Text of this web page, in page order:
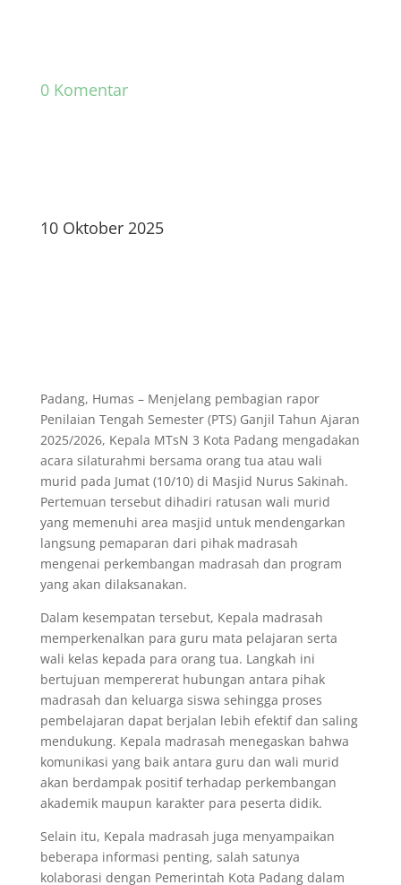
0 Komentar
10 Oktober 2025
Padang, Humas – Menjelang pembagian rapor
Penilaian Tengah Semester (PTS) Ganjil Tahun Ajaran
2025/2026, Kepala MTsN 3 Kota Padang mengadakan
acara silaturahmi bersama orang tua atau wali
murid pada Jumat (10/10) di Masjid Nurus Sakinah.
Pertemuan tersebut dihadiri ratusan wali murid
yang memenuhi area masjid untuk mendengarkan
langsung pemaparan dari pihak madrasah
mengenai perkembangan madrasah dan program
yang akan dilaksanakan.
Dalam kesempatan tersebut, Kepala madrasah
memperkenalkan para guru mata pelajaran serta
wali kelas kepada para orang tua. Langkah ini
bertujuan mempererat hubungan antara pihak
madrasah dan keluarga siswa sehingga proses
pembelajaran dapat berjalan lebih efektif dan saling
mendukung. Kepala madrasah menegaskan bahwa
komunikasi yang baik antara guru dan wali murid
akan berdampak positif terhadap perkembangan
akademik maupun karakter para peserta didik.
Selain itu, Kepala madrasah juga menyampaikan
beberapa informasi penting, salah satunya
kolaborasi dengan Pemerintah Kota Padang dalam